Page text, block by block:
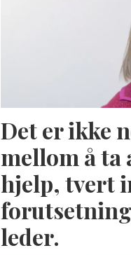
Det er ikke
mellom å ta
hjelp, tvert
leder.